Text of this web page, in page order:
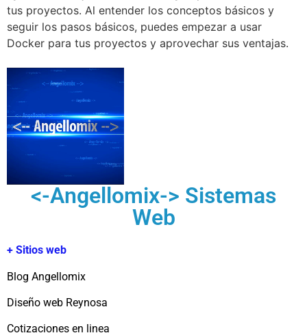
tus proyectos. Al entender los conceptos básicos y
seguir los pasos básicos, puedes empezar a usar
Docker para tus proyectos y aprovechar sus ventajas.
<-Angellomix-> Sistemas
Web
+ Sitios web
Blog Angellomix
Diseño web Reynosa
Cotizaciones en linea